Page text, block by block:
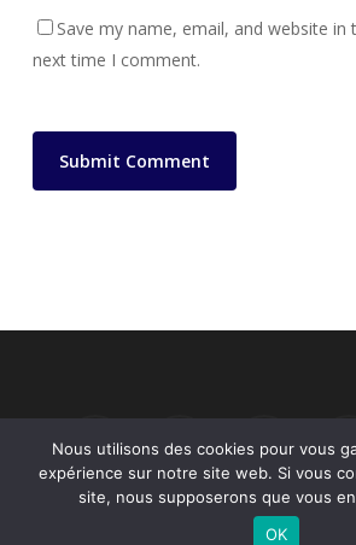
Save my name, email, and website
next time I comment.
linkedin instagram whatsapp tiktok
Nous utilisons des cookies pour vous
expérience sur notre site web. Si vous
site, nous supposerons que vous
OK